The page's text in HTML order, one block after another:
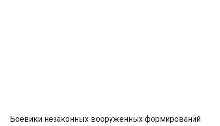
Боевики незаконных вооруженных формирований